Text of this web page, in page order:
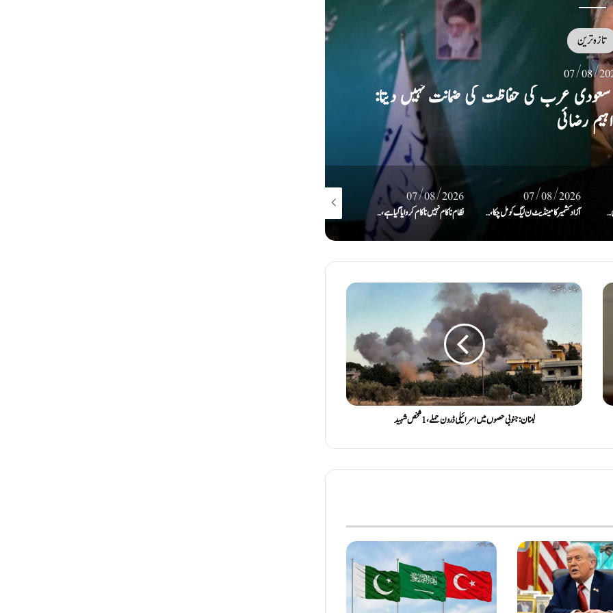
تازہ ترین
07/08/
پر پاک، ترک سعودی دفاعی معاہدہ طے
07/08/2026
نظام ناکام نہیں ناکام کروایاگیا ہے، جب تک عوام کی حاکمیت تسلیم نہیں کریں گے تب تک سسٹم نہیں چل پائےگا: بلاول
07/08/2026
07/08/2026
لبنان: جنوبی حصوں میں اسرائیلی ڈرون حملے، 1 شخص شہید